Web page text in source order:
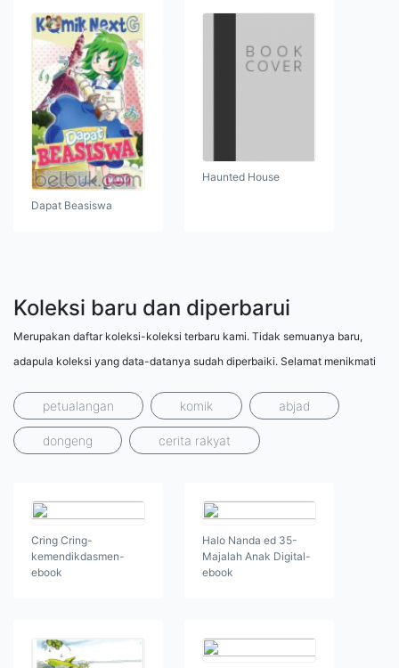
Dapat Beasiswa
Haunted House
Koleksi baru dan diperbarui
Merupakan daftar koleksi-koleksi terbaru kami. Tidak semuanya baru,
adapula koleksi yang data-datanya sudah diperbaiki. Selamat menikmati
petualangan komik abjad
dongeng cerita rakyat
Cring Cring-
kemendikdasmen-
ebook
Halo Nanda ed 35-
Majalah Anak Digital-
ebook